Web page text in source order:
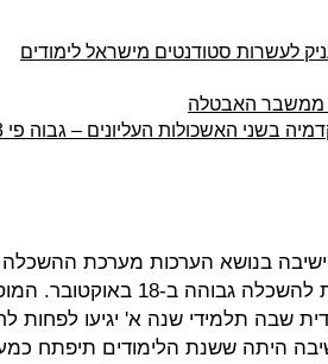
מיליון דולר תעניק לעשרות סטודנטים מישראל לימודים
ממשבר האבטלה
הפערים בהשכלה:
בנושא הערכות מערכת ההשכלה
הגבוהה לפתיחת שנת הלימודים במוסדות להשכלה גבוהה ב-18
שבה תלמידי שנה א' יגיעו לפחות
היתה ששנת הלימודים תיפתח